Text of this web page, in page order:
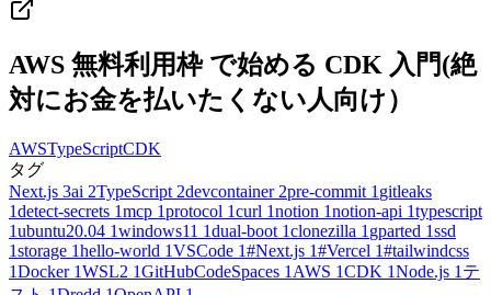
AWS 無料利用枠 で始める CDK 入門(絶
対にお金を払いたくない人向け）
AWSTypeScriptCDK
タグ
Next.js 3ai 2TypeScript 2devcontainer 2pre-commit 1 gitleaks
1detect-secrets 1mcp 1protocol 1curl 1notion 1notion-api 1typescript
1ubuntu20.04 1windows11 1dual-boot 1clonezilla 1 gparted 1ssd
1storage 1hello-world 1VSCode 1#Next.js 1#Vercel 1#tailwindcss
1Docker 1WSL2 1GitHubCodeSpaces 1 AWS 1CDK 1Node.js 1 テ